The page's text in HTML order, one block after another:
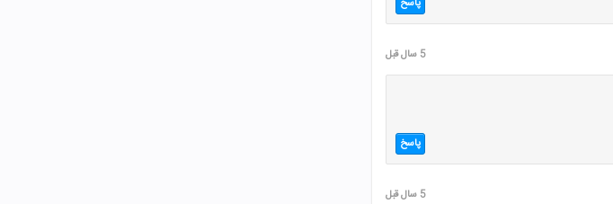
پاسخ
5 سال قبل
پاسخ
5 سال قبل